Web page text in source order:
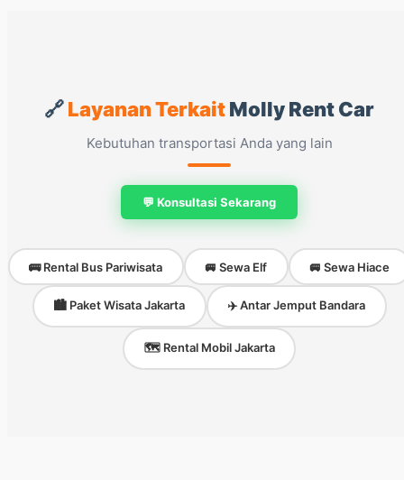
🔗Layanan TerkaitMolly Rent Car
Kebutuhan transportasi Anda yang lain
💬 Konsultasi Sekarang
🚌 Rental Bus Pariwisata 🚐 Sewa Elf 🚐 Sewa Hiace
🏙️ Paket Wisata Jakarta ✈️ Antar Jemput Bandara
🗺️ Rental Mobil Jakarta